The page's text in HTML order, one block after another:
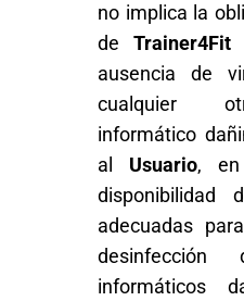
no implica la
deTrainer4Fit
ausencia de
cualquier
informático
al Usuario,
disponibilidad
adecuadas
desinfección
informáticos